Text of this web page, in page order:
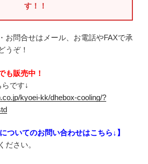
す！！
お問合せはメール、お電話やFAXで承
うぞ！
も販売中！
です↓
kyoei-kk/dhebox-cooling/?
ついてのお問い合わせはこちら↓】
ださい。